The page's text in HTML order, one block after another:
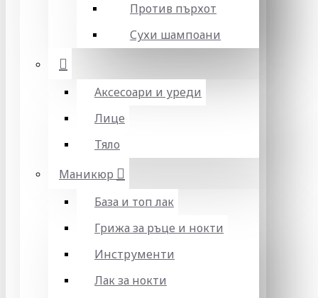
Против пърхот
Сухи шампоани
Аксесоари и уреди
Лице
Тяло
Маникюр
База и топ лак
Грижа за ръце и нокти
Инструменти
Лак за нокти